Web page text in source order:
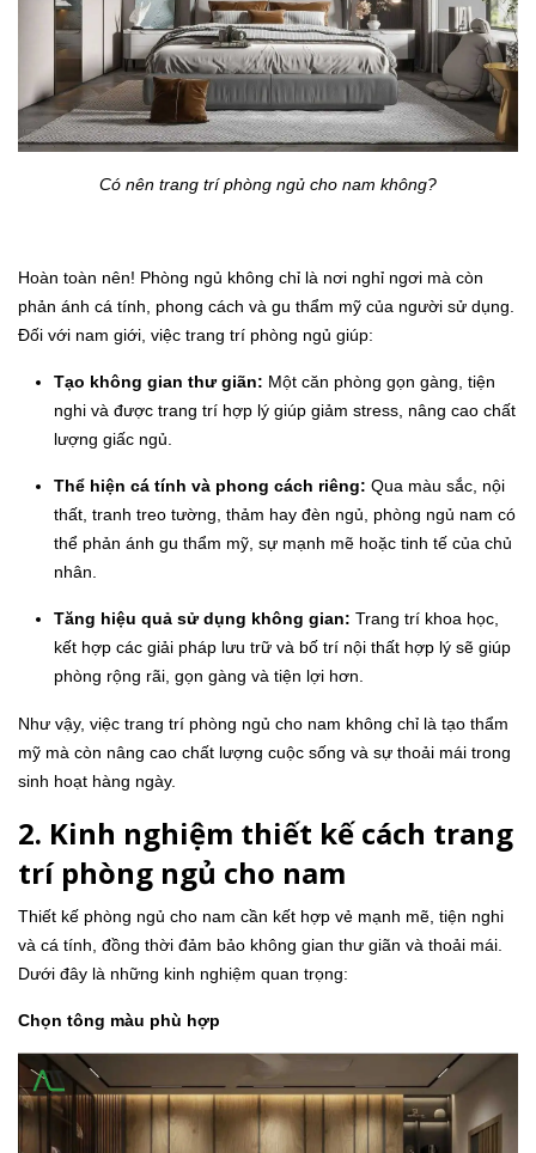
Có nên trang trí phòng ngủ cho nam không?
Hoàn toàn nên! Phòng ngủ không chỉ là nơi nghỉ ngơi mà còn
phản ánh cá tính, phong cách và gu thẩm mỹ của người sử dụng.
Đối với nam giới, việc trang trí phòng ngủ giúp:
Tạo không gian thư giãn: Một căn phòng gọn gàng, tiện
nghi và được trang trí hợp lý giúp giảm stress, nâng cao chất
lượng giấc ngủ.
Thể hiện cá tính và phong cách riêng: Qua màu sắc, nội
thất, tranh treo tường, thảm hay đèn ngủ, phòng ngủ nam có
thể phản ánh gu thẩm mỹ, sự mạnh mẽ hoặc tinh tế của chủ
nhân.
Tăng hiệu quả sử dụng không gian: Trang trí khoa học,
kết hợp các giải pháp lưu trữ và bố trí nội thất hợp lý sẽ giúp
phòng rộng rãi, gọn gàng và tiện lợi hơn.
Như vậy, việc trang trí phòng ngủ cho nam không chỉ là tạo thẩm
mỹ mà còn nâng cao chất lượng cuộc sống và sự thoải mái trong
sinh hoạt hàng ngày.
2. Kinh nghiệm thiết kế cách trang
trí phòng ngủ cho nam
Thiết kế phòng ngủ cho nam cần kết hợp vẻ mạnh mẽ, tiện nghi
và cá tính, đồng thời đảm bảo không gian thư giãn và thoải mái.
Dưới đây là những kinh nghiệm quan trọng:
Chọn tông màu phù hợp